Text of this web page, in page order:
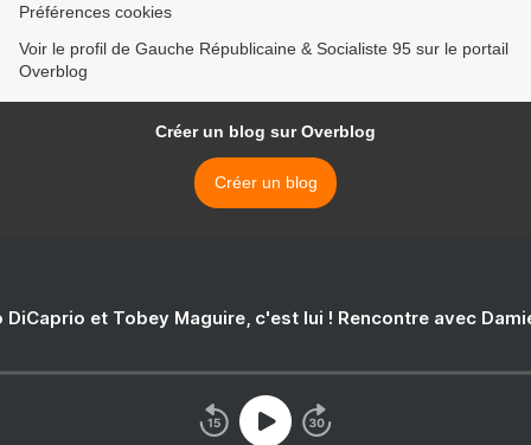
Préférences cookies
Voir le profil de Gauche Républicaine & Socialiste 95 sur le portail
Overblog
Créer un blog sur Overblog
Créer un blog
DiCaprio et Tobey Maguire, c'est lui ! Rencontre avec